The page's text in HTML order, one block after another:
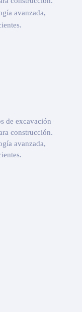
avanzada,
de excavación
construcción.
avanzada,